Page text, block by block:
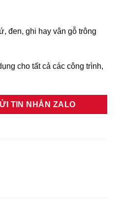
đen, ghi hay vân gỗ trông
cho tất cả các công trình,
TIN NHẮN ZALO